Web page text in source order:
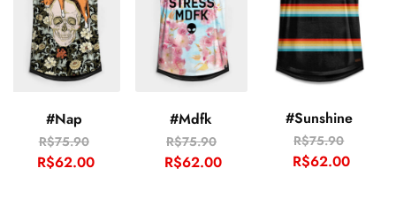
#Nap
R$75.90
R$62.00
#Mdfk
R$75.90
R$62.00
#Sunshine
R$75.90
R$62.00